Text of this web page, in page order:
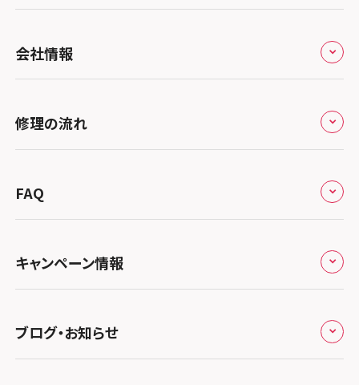
北海道・東北
スマホスピタル大丸札幌
関東
スマホスピタル宇都宮
スマホスピタル 高崎
スマホスピタル鴻巣
スマホスピタル テルル三芳
スマホスピタル 熊谷
スマホスピタル ゲオデジタルベース川口元郷
スマホスピタル埼玉大宮
北陸・甲信越
スマホスピタルアル・プラザ小松
スマホスピタル 北陸総合修理センター
スマホスピタル 長野
東海
スマホスピタル岐阜
スマホスピタル 浜松
スマホスピタル静岡パルコ
スマホスピタル 藤枝
スマホスピタル名古屋駅前
関西
スマホスピタル 大阪梅田
スマホスピタル by デジホ 梅田地下（うめちか）
スマホスピタル京橋
中国・四国
スマホスピタル岡山駅前
スマホスピタル by デジホ マークイズ福岡もも
ち
会社情報
会社概要
総務省登録業者
特定商取引法に関する表記
プライバシーポリシー
郵送修理依頼
修理の流れ
郵送修理の流れ
FAQ
キャンペーン情報
キャンペーン一覧
ブログ・お知らせ